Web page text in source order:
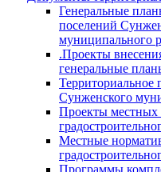
Генеральные
поселений
муниципального
.Проекты
генеральные
Территориальное
Сунженского
Проекты местных
Местные
Программы